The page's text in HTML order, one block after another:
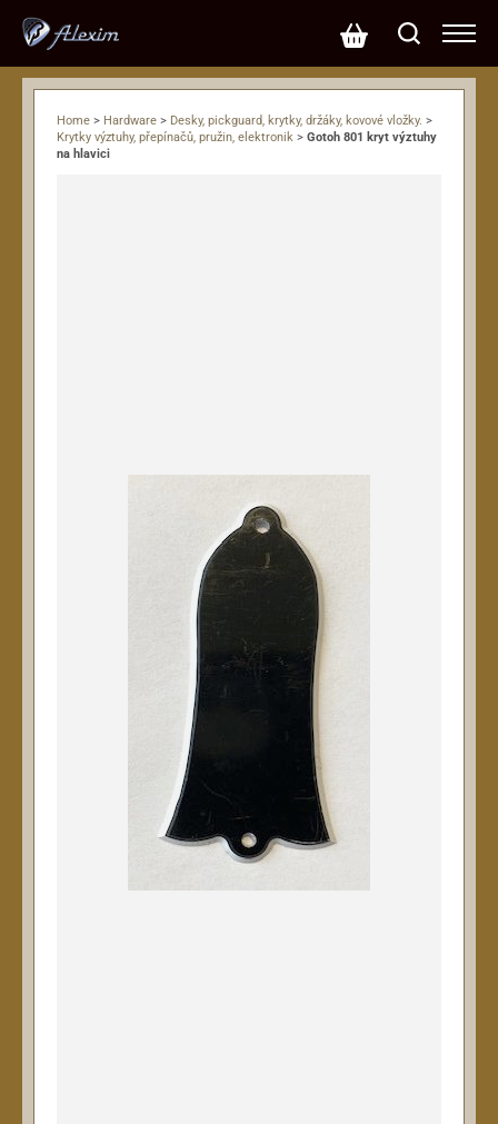
Home > Hardware > Desky, pickguard, krytky, držáky, kovové vložky. >
Krytky výztuhy, přepínačů, pružin, elektronik > Gotoh 801 kryt výztuhy
na hlavici